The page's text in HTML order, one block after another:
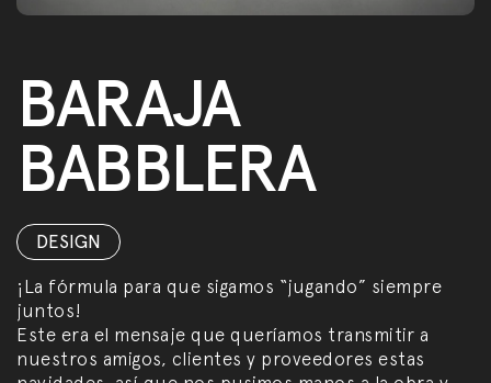
BARAJA
BABBLERA
DESIGN
¡La fórmula para que sigamos “jugando” siempre
juntos!
Este era el mensaje que queríamos transmitir a
nuestros amigos, clientes y proveedores estas